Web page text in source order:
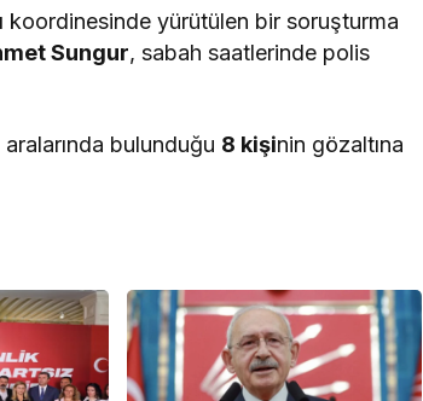
koordinesinde yürütülen bir soruşturma
Sungur, sabah saatlerinde polis
aralarında bulunduğu 8 kişinin gözaltına